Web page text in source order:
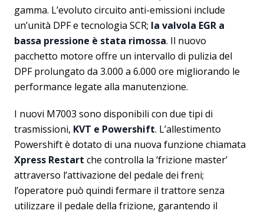
gamma. L’evoluto circuito anti-emissioni include
un’unità DPF e tecnologia SCR; la valvola EGR a
bassa pressione è stata rimossa. Il nuovo
pacchetto motore offre un intervallo di pulizia del
DPF prolungato da 3.000 a 6.000 ore migliorando le
performance legate alla manutenzione.
I nuovi M7003 sono disponibili con due tipi di
trasmissioni, KVT e Powershift. L’allestimento
Powershift è dotato di una nuova funzione chiamata
Xpress Restart che controlla la ‘frizione master’
attraverso l’attivazione del pedale dei freni;
l’operatore può quindi fermare il trattore senza
utilizzare il pedale della frizione, garantendo il